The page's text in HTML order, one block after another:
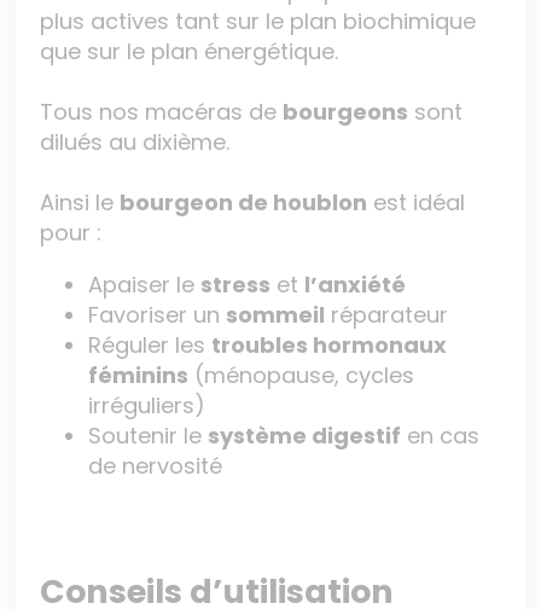
plus actives tant sur le plan biochimique
que sur le plan énergétique.
Tous nos macéras de bourgeons sont
dilués au dixième.
Ainsi le bourgeon de houblon est idéal
pour :
Apaiser le stress et l’anxiété
Favoriser un sommeil réparateur
Réguler les troubles hormonaux
féminins (ménopause, cycles
irréguliers)
Soutenir le système digestif en cas
de nervosité
Conseils d’utilisation